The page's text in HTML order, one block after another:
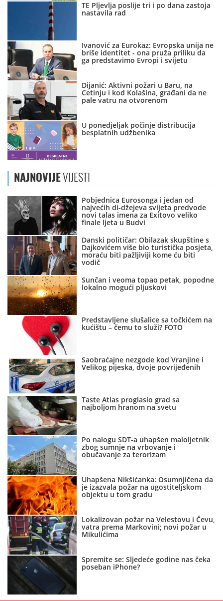
TE Pljevlja poslije tri i po dana zastoja
nastavila rad
Ivanović za Eurokaz: Evropska unija ne
briše identitet - ona pruža priliku da
ga predstavimo Evropi i svijetu
Dijanić: Aktivni požari u Baru, na
Cetinju i kod Kolašina, građani da ne
pale vatru na otvorenom
U ponedjeljak počinje distribucija
besplatnih udžbenika
NAJNOVIJEVIJESTI
Pobjednica Eurosonga i jedan od
najvećih di-džejeva svijeta predvode
novi talas imena za Exitovo veliko
finale ljeta u Budvi
Danski političar: Obilazak skupštine s
Dajkovićem više bio turistička posjeta,
moraću biti pažljiviji kome ću biti
vodič
Sunčan i veoma topao petak, popodne
lokalno mogući pljuskovi
Predstavljene slušalice sa točkićem na
kućištu – čemu to služi? FOTO
Saobraćajne nezgode kod Vranjine i
Velikog pijeska, dvoje povrijeđenih
Taste Atlas proglasio grad sa
najboljom hranom na svetu
Po nalogu SDT-a uhapšen maloljetnik
zbog sumnje na vrbovanje i
obučavanje za terorizam
Uhapšena Nikšićanka: Osumnjičena da
je izazvala požar na ugostiteljskom
objektu u tom gradu
Lokalizovan požar na Velestovu i Čevu,
vatra prema Markovini; novi požar u
Mikulićima
Spremite se: Sljedeće godine nas čeka
poseban iPhone?